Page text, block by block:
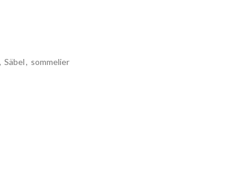
, Säbel, sommelier